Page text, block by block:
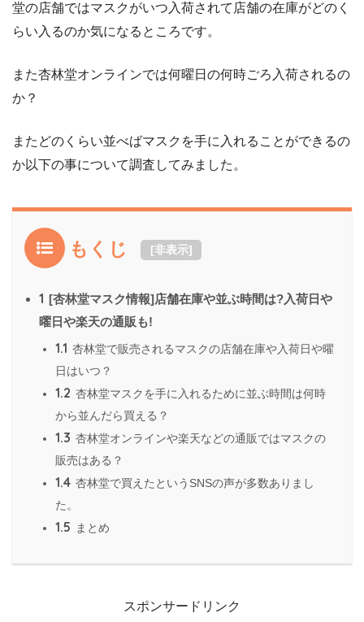
堂の店舗ではマスクがいつ入荷されて店舗の在庫がどのく
らい入るのか気になるところです。
また杏林堂オンラインでは何曜日の何時ごろ入荷されるの
か？
またどのくらい並べばマスクを手に入れることができるの
か以下の事について調査してみました。
もくじ [非表示]
1 [杏林堂マスク情報]店舗在庫や並ぶ時間は?入荷日や
曜日や楽天の通販も!
1.1 杏林堂で販売されるマスクの店舗在庫や入荷日や曜
日はいつ？
1.2 杏林堂マスクを手に入れるために並ぶ時間は何時
から並んだら買える？
1.3 杏林堂オンラインや楽天などの通販ではマスクの
販売はある？
1.4 杏林堂で買えたというSNSの声が多数ありまし
た。
1.5 まとめ
スポンサードリンク